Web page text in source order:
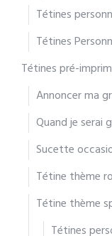
Tétines
Tétines
Tétines pré-
Annoncer ma
Quand je serai
Sucette
Tétine thème
Tétine thème
Tétines